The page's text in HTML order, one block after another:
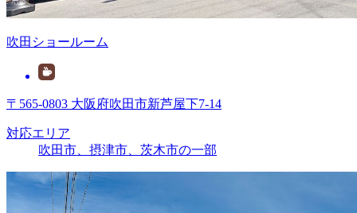
吹田ショールーム
〒565-0803 大阪府吹田市新芦屋下7-14
対応エリア
吹田市、摂津市、茨木市の一部